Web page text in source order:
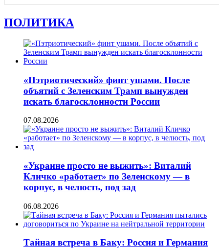
ПОЛИТИКА
«Пэтриотический» финт ушами. После
объятий с Зеленским Трамп вынужден
искать благосклонности России
07.08.2026
«Украине просто не выжить»: Виталий
Кличко «работает» по Зеленскому — в
корпус, в челюсть, под зад
06.08.2026
Тайная встреча в Баку: Россия и Германия